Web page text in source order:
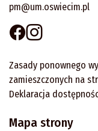
pm@um.oswiecim.pl
Zasady ponownego
zamieszczonych na
Deklaracja
Mapa strony